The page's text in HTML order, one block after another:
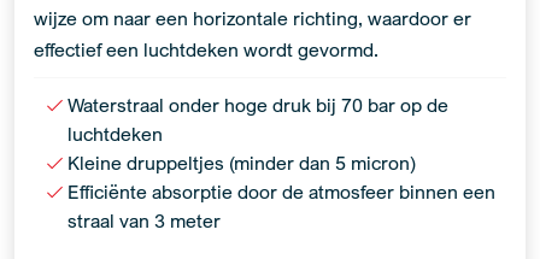
wijze om naar een horizontale richting, waardoor er
effectief een luchtdeken wordt gevormd.
Waterstraal onder hoge druk bij 70 bar op de
luchtdeken
Kleine druppeltjes (minder dan 5 micron)
Efficiënte absorptie door de atmosfeer binnen een
straal van 3 meter